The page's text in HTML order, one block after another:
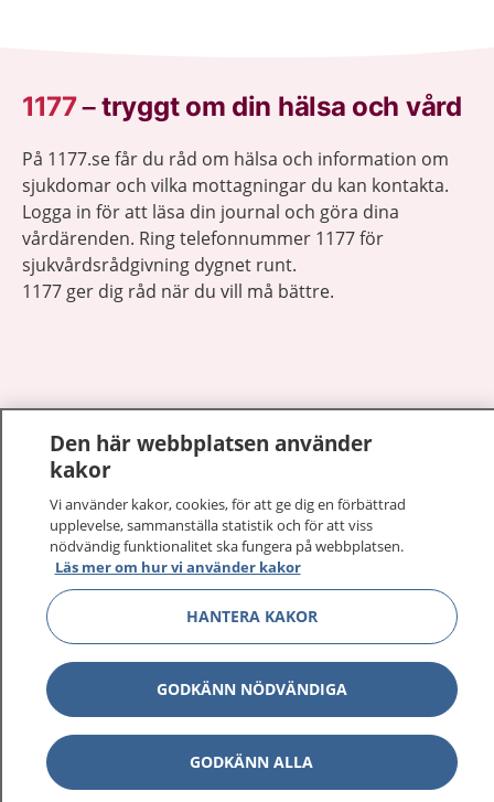
1177–tryggt om din hälsa och vård
På 1177.se får du råd om hälsa och information om
sjukdomar och vilka mottagningar du kan kontakta.
Logga in för att läsa din journal och göra dina
vårdärenden. Ring telefonnummer 1177 för
sjukvårdsrådgivning dygnet runt.
1177 ger dig råd när du vill må bättre.
1177 på flera språk
Om 1177
Kontakt
Behandling av personuppgifter
Hantering av kakor
Inställningar för kakor
Den här webbplatsen använder
kakor
Vi använder kakor, cookies, för att ge dig en förbättrad
upplevelse, sammanställa statistik och för att viss
nödvändig funktionalitet ska fungera på webbplatsen.
Läs mer om hur vi använder kakor
HANTERA KAKOR
GODKÄNN NÖDVÄNDIGA
GODKÄNN ALLA